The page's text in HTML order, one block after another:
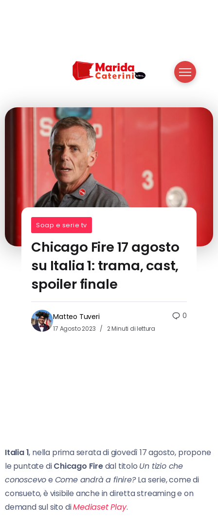
Soap e serie tv
Chicago Fire 17 agosto
su Italia 1: trama, cast,
spoiler finale
Matteo Tuveri
17 Agosto 2023 2 Minuti di lettura
0
Italia 1, nella prima serata di giovedì 17 agosto, propone
le puntate diChicago Firedal titolo Un tizio che
conoscevoe Come andrà a finire?La serie, come di
consueto, è visibile anche in diretta streaming e on
demand sul sito diMediaset Play.